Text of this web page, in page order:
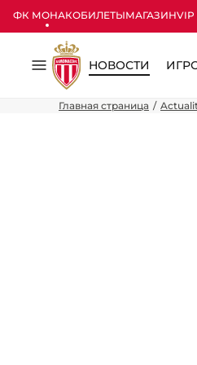
ФК МОНАКОБИЛЕТЫМАГАЗИН
Меню
НОВОСТИ
Главная страница